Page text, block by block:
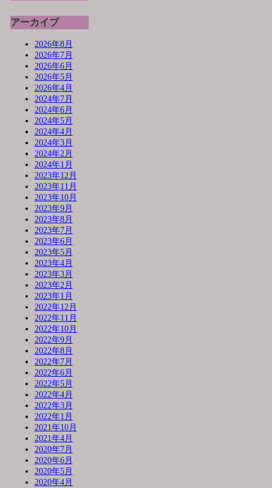
アーカイブ
2026年8月
2026年7月
2026年6月
2026年5月
2026年4月
2024年7月
2024年6月
2024年5月
2024年4月
2024年3月
2024年2月
2024年1月
2023年12月
2023年11月
2023年10月
2023年9月
2023年8月
2023年7月
2023年6月
2023年5月
2023年4月
2023年3月
2023年2月
2023年1月
2022年12月
2022年11月
2022年10月
2022年9月
2022年8月
2022年7月
2022年6月
2022年5月
2022年4月
2022年3月
2022年1月
2021年10月
2021年4月
2020年7月
2020年6月
2020年5月
2020年4月